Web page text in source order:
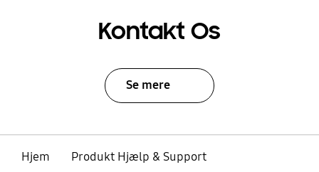
Kontakt Os
Se mere
Hjem
Produkt Hjælp & Support